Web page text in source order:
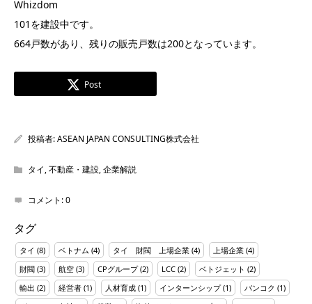
Whizdom
101を建設中です。
664戸数があり、残りの販売戸数は200となっています。
Post
投稿者:ASEAN JAPAN CONSULTING株式会社
タイ,不動産・建設,企業解説
コメント:0
タグ
タイ (8) ベトナム (4) タイ 財閥 上場企業 (4) 上場企業 (4)
財閥 (3) 航空 (3) CPグループ(2) LCC (2) ベトジェット (2)
輸出 (2) 経営者 (1) 人材育成 (1) インターンシップ(1) バンコク (1)